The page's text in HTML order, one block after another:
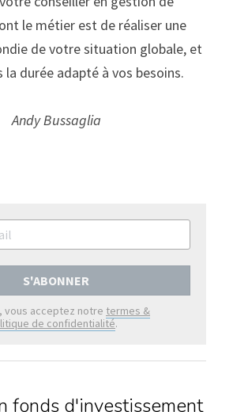
le métier est de réaliser une
de votre situation globale, et
la durée adapté à vos besoins.
Andy Bussaglia
S'ABONNER
vous acceptez notre termes &
de confidentialité.
fonds d'investissement